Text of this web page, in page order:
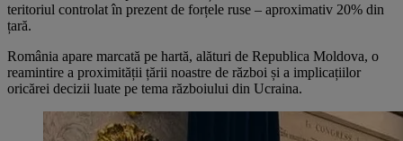
teritoriul controlat în prezent de forțele ruse – aproximativ 20% din
țară.
România apare marcată pe hartă, alături de Republica Moldova, o
reamintire a proximității țării noastre de război și a implicațiilor
oricărei decizii luate pe tema războiului din Ucraina.